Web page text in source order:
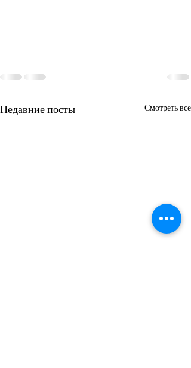
Недавние посты Смотреть все